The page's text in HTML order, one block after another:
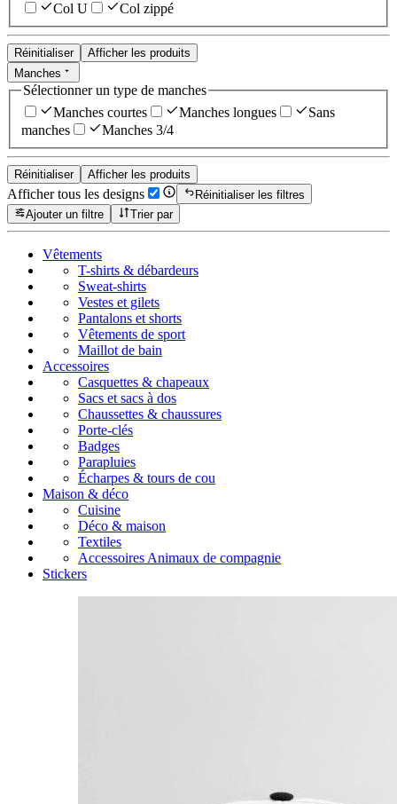
Col U Col zippé
Réinitialiser
Afficher les produits
Manches
Sélectionner un type de manches
Manches courtes
Manches longues
Sans
manches
Manches 3/4
Réinitialiser Afficher les produits
Afficher tous les designs
Réinitialiser les filtres
Ajouter un filtre
Trier par
Vêtements
T-shirts & débardeurs
Sweat-shirts
Vestes et gilets
Pantalons et shorts
Vêtements de sport
Maillot de bain
Accessoires
Casquettes & chapeaux
Sacs et sacs à dos
Chaussettes & chaussures
Porte-clés
Badges
Parapluies
Écharpes & tours de cou
Maison & déco
Cuisine
Déco & maison
Textiles
Accessoires Animaux de compagnie
Stickers